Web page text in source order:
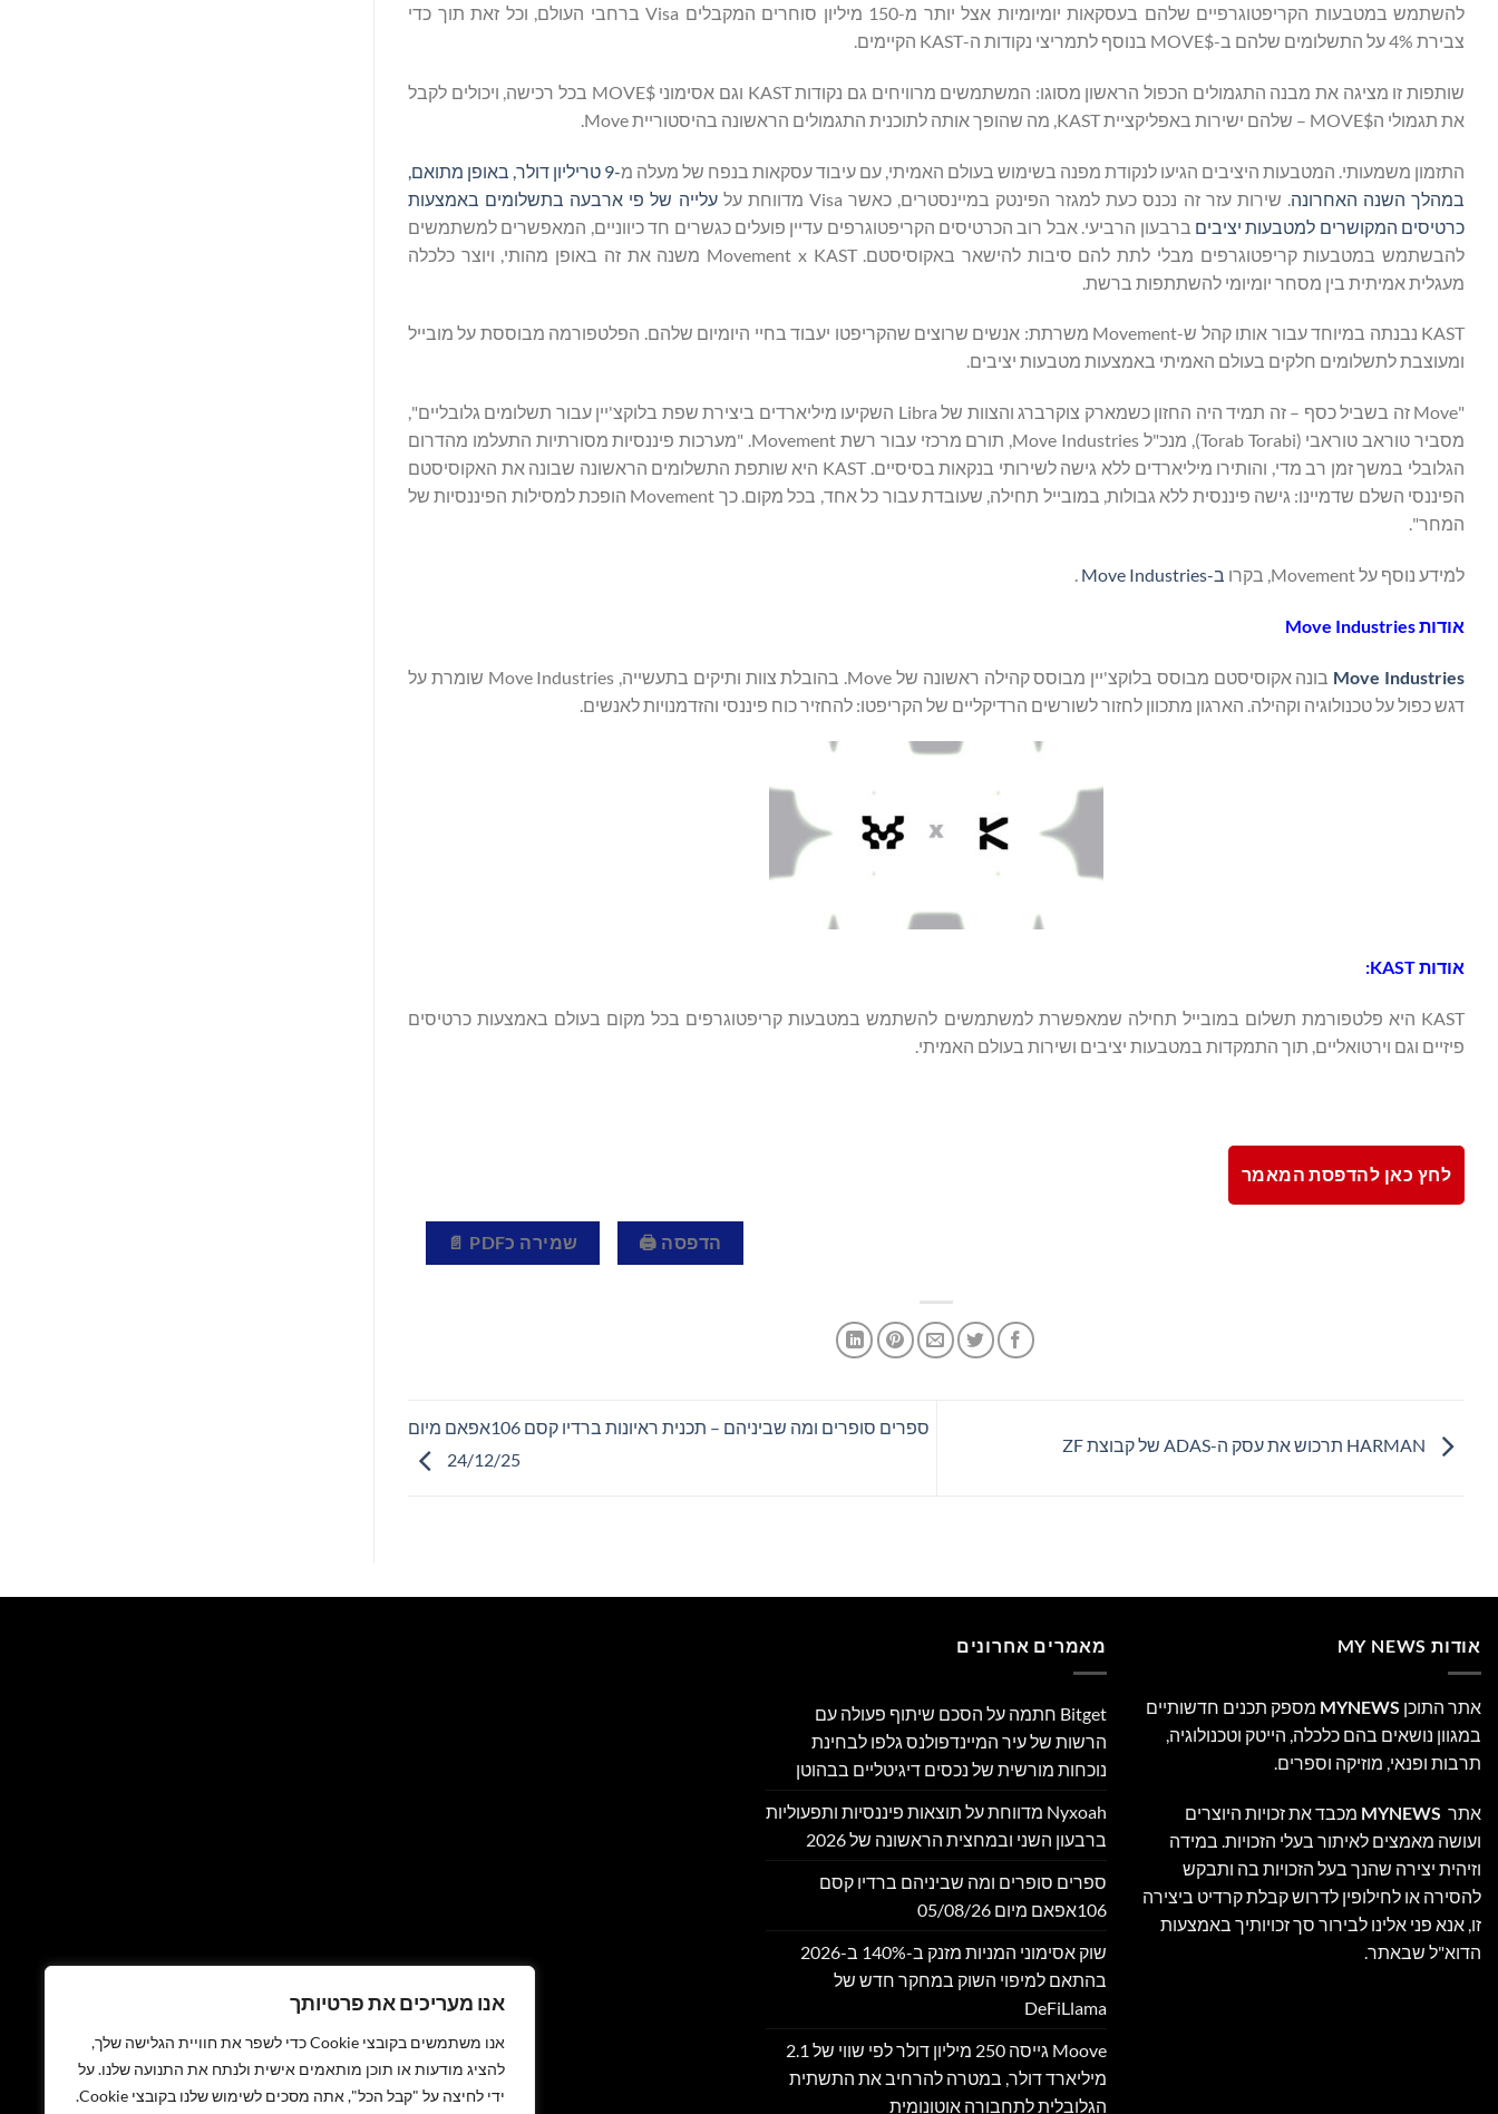
אנו מעריכים את פרטיותך
אנו משתמשים בקובצי Cookie כדי לשפר את חוויית הגלישה שלך,
להציג מודעות או תוכן מותאמים אישית ולנתח את התנועה שלנו. על
ידי לחיצה על "קבל הכל", אתה מסכים לשימוש שלנו בקובצי Cookie.
להשתמש במטבעות הקריפטוגרפיים שלהם בעסקאות יומיומיות אצל יותר מ-150 מיליון סוחרים המקבלים Visa ברחבי העולם, וכל זאת תוך כדי
צבירת 4% על התשלומים שלהם ב-$MOVE בנוסף לתמריצי נקודות ה-KAST הקיימים.
שותפות זו מציגה את מבנה התגמולים הכפול הראשון מסוגו: המשתמשים מרוויחים גם נקודות KAST וגם אסימוני $MOVE בכל רכישה, ויכולים לקבל
את תגמולי ה$MOVE – שלהם ישירות באפליקציית KAST, מה שהופך אותה לתוכנית התגמולים הראשונה בהיסטוריית Move.
התזמון משמעותי. המטבעות היציבים הגיעו לנקודת מפנה בשימוש בעולם האמיתי, עם עיבוד עסקאות בנפח של מעלה מ
-9 טריליון דולר, באופן מתואם,
במהלך השנה האחרונה . שירות עזר זה נכנס כעת למגזר הפינטק במיינסטרים, כאשר Visa מדווחת על
עלייה של פי ארבעה בתשלומים באמצעות
כרטיסים המקושרים למטבעות יציבים ברבעון הרביעי. אבל רוב הכרטיסים הקריפטוגרפים עדיין פועלים כגשרים חד כיווניים, המאפשרים למשתמשים
להבשתמש במטבעות קריפטוגרפים מבלי לתת להם סיבות להישאר באקוסיסטם. Movement x KAST משנה את זה באופן מהותי, ויוצר כלכלה
מעגלית אמיתית בין מסחר יומיומי להשתתפות ברשת.
KAST נבנתה במיוחד עבור אותו קהל ש-Movement משרתת: אנשים שרוצים שהקריפטו יעבוד בחיי היומיום שלהם. הפלטפורמה מבוססת על מובייל
ומעוצבת לתשלומים חלקים בעולם האמיתי באמצעות מטבעות יציבים.
"Move זה בשביל כסף – זה תמיד היה החזון כשמארק צוקרברג והצוות של Libra השקיעו מיליארדים ביצירת שפת בלוקצ'יין עבור תשלומים גלובליים",
מסביר טוראב טוראבי (Torab Torabi), מנכ"ל Move Industries, תורם מרכזי עבור רשת Movement. "מערכות פיננסיות מסורתיות התעלמו מהדרום
הגלובלי במשך זמן רב מדי, והותירו מיליארדים ללא גישה לשירותי בנקאות בסיסיים. KAST היא שותפת התשלומים הראשונה שבונה את האקוסיסטם
הפיננסי השלם שדמיינו: גישה פיננסית ללא גבולות, במובייל תחילה, שעובדת עבור כל אחד, בכל מקום. כך Movement הופכת למסילות הפיננסיות של
המחר".
למידע נוסף על Movement, בקרו ב-Move Industries .
אודות Move Industries
Move Industries
בונה אקוסיסטם מבוסס בלוקצ'יין מבוסס קהילה ראשונה של Move. בהובלת צוות ותיקים בתעשייה, Move Industries שומרת על
דגש כפול על טכנולוגיה וקהילה. הארגון מתכוון לחזור לשורשים הרדיקליים של הקריפטו: להחזיר כוח פיננסי והזדמנויות לאנשים.
אודותKAST
:
KAST היא פלטפורמת תשלום במובייל תחילה שמאפשרת למשתמשים להשתמש במטבעות קריפטוגרפים בכל מקום בעולם באמצעות כרטיסים
פיזיים וגם וירטואליים, תוך התמקדות במטבעות יציבים ושירות בעולם האמיתי.
לחץ כאן להדפסת המאמר
הדפסה 🖨 שמירה כPDF 📄
ספרים סופרים ומה שביניהם – תכנית ראיונות ברדיו קסם 106אפאם מיום
24/12/25
אודות MY NEWS
אתר התוכן MYNEWS מספק תכנים חדשותיים
במגוון נושאים בהם כלכלה, הייטק וטכנולוגיה,
תרבות ופנאי, מוזיקה וספרים.
אתר MYNEWS מכבד את זכויות היוצרים
ועושה מאמצים לאיתור בעלי הזכויות. במידה
וזיהית יצירה שהנך בעל הזכויות בה ותבקש
להסירה או לחילופין לדרוש קבלת קרדיט ביצירה
זו, אנא פני אלינו לבירור סך זכויותיך באמצעות
הדוא"ל שבאתר.
מאמרים אחרונים
Bitget חתמה על הסכם שיתוף פעולה עם
הרשות של עיר המיינדפולנס גלפו לבחינת
נוכחות מורשית של נכסים דיגיטליים בבהוטן
Nyxoah מדווחת על תוצאות פיננסיות ותפעוליות
ברבעון השני ובמחצית הראשונה של 2026
ספרים סופרים ומה שביניהם ברדיו קסם
106אפאם מיום 05/08/26
שוק אסימוני המניות מזנק ב-140% ב-2026
בהתאם למיפוי השוק במחקר חדש של
DeFiLlama
Moove גייסה 250 מיליון דולר לפי שווי של 2.1
מיליארד דולר, במטרה להרחיב את התשתית
הגלובלית לתחבורה אוטונומית